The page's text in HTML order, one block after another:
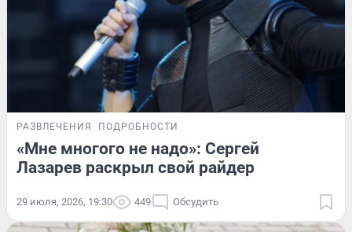
РАЗВЛЕЧЕНИЯ ПОДРОБНОСТИ
«Мне многого не надо»: Сергей
Лазарев раскрыл свой райдер
29 июля, 2026, 19:30 449 Обсудить